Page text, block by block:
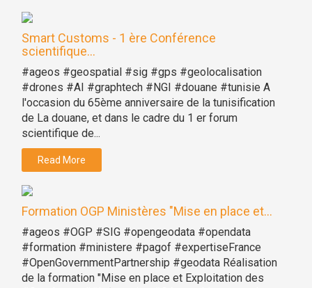
Smart Customs - 1 ère Conférence
scientifique...
#ageos #geospatial #sig #gps #geolocalisation
#drones #AI #graphtech #NGI #douane #tunisie A
l'occasion du 65ème anniversaire de la tunisification
de La douane, et dans le cadre du 1 er forum
scientifique de...
Read More
Formation OGP Ministères "Mise en place et...
#ageos #OGP #SIG #opengeodata #opendata
#formation #ministere #pagof #expertiseFrance
#OpenGovernmentPartnership #geodata Réalisation
de la formation "Mise en place et Exploitation des